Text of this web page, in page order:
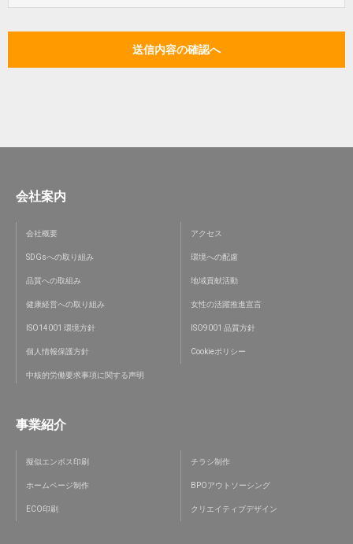
会社案内
会社概要 アクセス
SDGsへの取り組み 環境への配慮
品質への取組み 地域貢献活動
健康経営への取り組み 女性の活躍推進宣言
ISO14001 環境方針 ISO9001 品質方針
個人情報保護方針 Cookieポリシー
中核的労働要求事項に関する声明
事業紹介
擬似エンボス印刷 チラシ制作
ホームページ制作 BPOアウトソーシング
ECO印刷 クリエイティブデザイン